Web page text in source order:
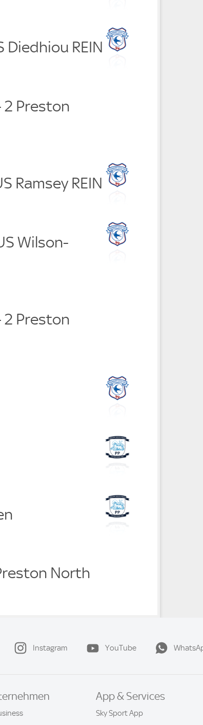
Diedhiou REIN
Preston
Ramsey REIN
Wilson-
Preston
North
Instagram YouTube
App & Services
Sky Sport App